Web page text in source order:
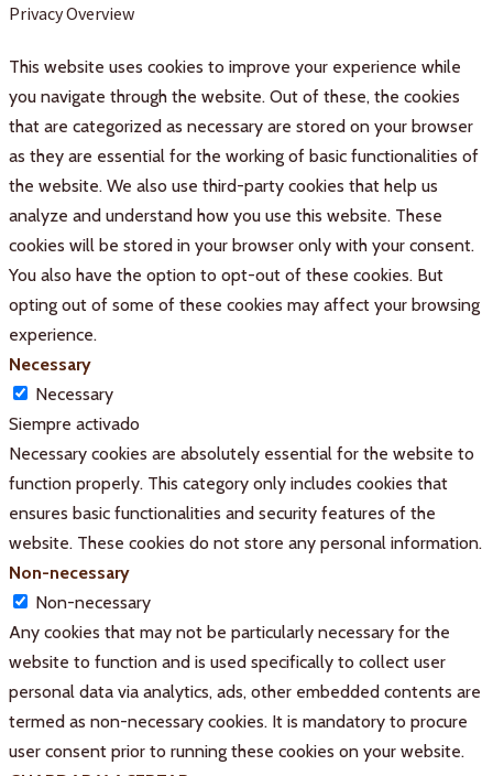
Privacy Overview
This website uses cookies to improve your experience while
you navigate through the website. Out of these, the cookies
that are categorized as necessary are stored on your browser
as they are essential for the working of basic functionalities of
the website. We also use third-party cookies that help us
analyze and understand how you use this website. These
cookies will be stored in your browser only with your consent.
You also have the option to opt-out of these cookies. But
opting out of some of these cookies may affect your browsing
experience.
Necessary
Necessary
Siempre activado
Necessary cookies are absolutely essential for the website to
function properly. This category only includes cookies that
ensures basic functionalities and security features of the
website. These cookies do not store any personal information.
Non-necessary
Non-necessary
Any cookies that may not be particularly necessary for the
website to function and is used specifically to collect user
personal data via analytics, ads, other embedded contents are
termed as non-necessary cookies. It is mandatory to procure
user consent prior to running these cookies on your website.